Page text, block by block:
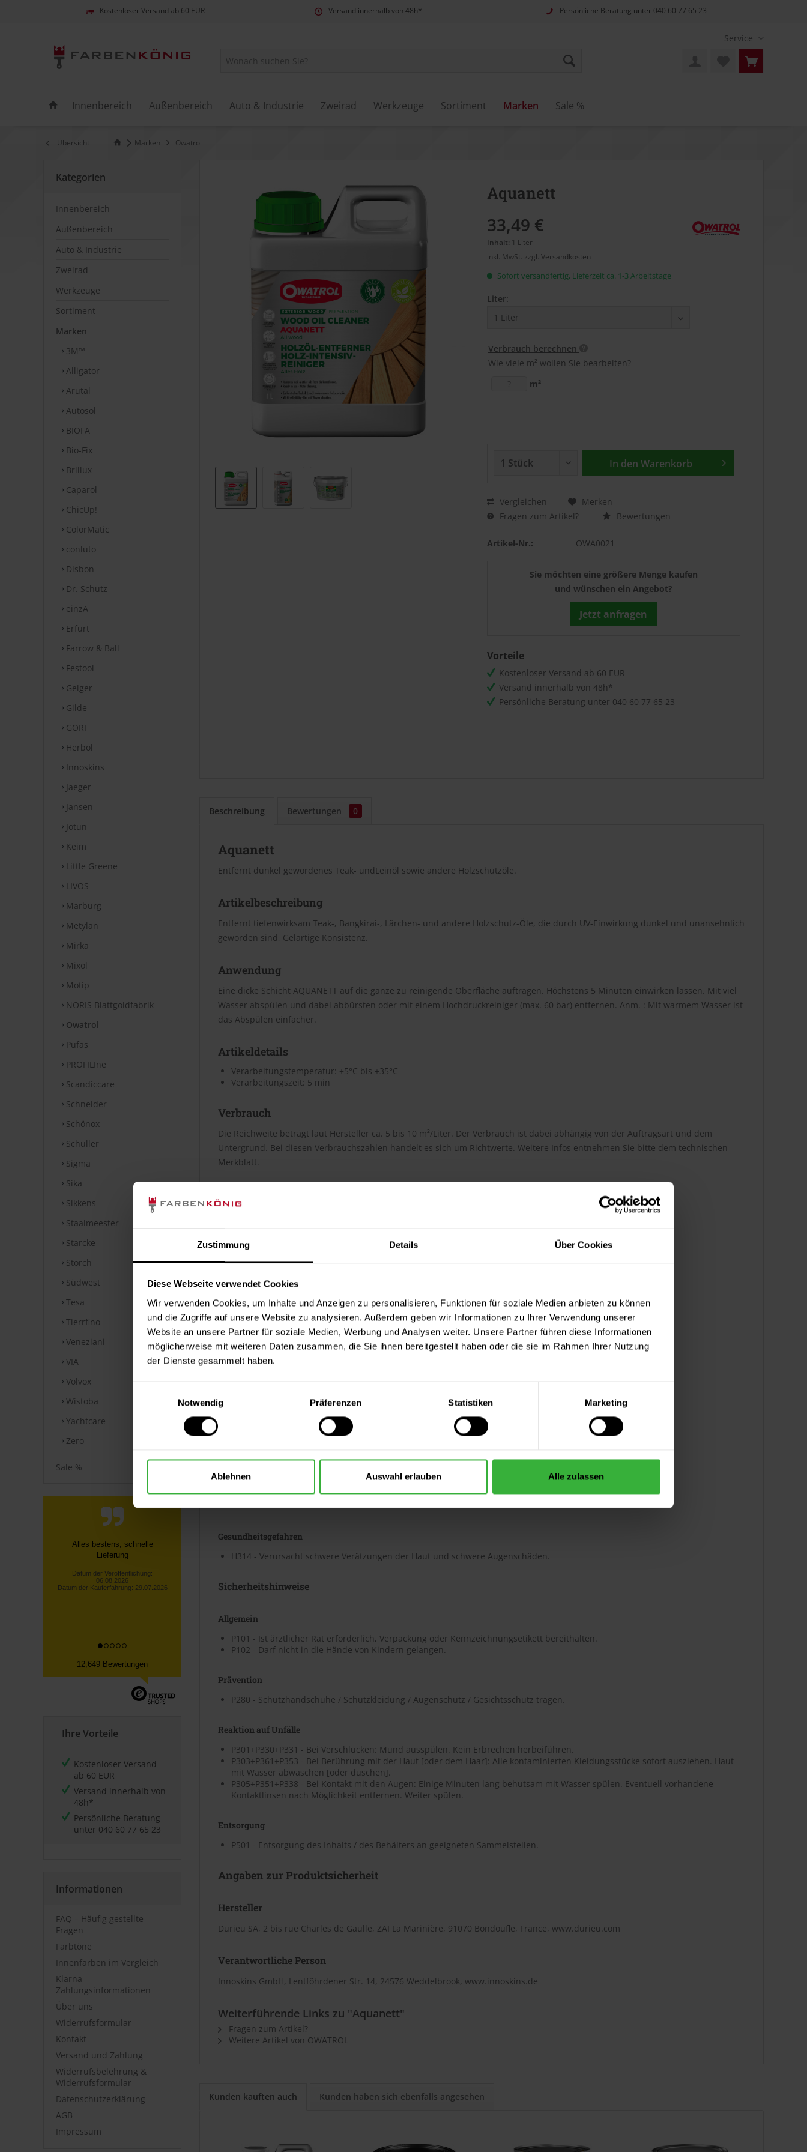
Zustimmung Details Über Cookies
Diese Webseite verwendet Cookies
Wir verwenden Cookies, um Inhalte und Anzeigen zu personalisieren, Funktionen für soziale Medien anbieten zu können
und die Zugriffe auf unsere Website zu analysieren. Außerdem geben wir Informationen zu Ihrer Verwendung unserer
Website an unsere Partner für soziale Medien, Werbung und Analysen weiter. Unsere Partner führen diese Informationen
möglicherweise mit weiteren Daten zusammen, die Sie ihnen bereitgestellt haben oder die sie im Rahmen Ihrer Nutzung
der Dienste gesammelt haben.
Notwendig
Präferenzen Statistiken Marketing
Ablehnen Auswahl erlauben Alle zulassen
Kostenloser Versand ab 60 EUR Versand innerhalb von 48h* Persönliche Beratung unter 040 60 77 65 23
Service
Innenbereich Außenbereich Auto & Industrie Zweirad Werkzeuge Sortiment Marken Sale %
Übersicht Marken Owatrol
Kategorien
Innenbereich
Außenbereich
Auto & Industrie
Zweirad
Werkzeuge
Sortiment
Marken
3M™
Alligator
Arutal
Autosol
BIOFA
Bio-Fix
Brillux
Caparol
ChicUp!
ColorMatic
conluto
Disbon
Dr. Schutz
einzA
Erfurt
Farrow & Ball
Festool
Geiger
Gilde
GORI
Herbol
Innoskins
Jaeger
Jansen
Jotun
Keim
Little Greene
LIVOS
Marburg
Metylan
Mirka
Mixol
Motip
NORIS Blattgoldfabrik
Owatrol
Pufas
PROFILIne
Scandiccare
Schneider
Schönox
Schuller
Sigma
Sika
Sikkens
Staalmeester
Starcke
Storch
Südwest
Tesa
Tierrfino
Veneziani
VIA
Volvox
Wistoba
Yachtcare
Zero
Sale %
Unkomplizierter Ablauf und tolles
Produkt, bin sehr happy - und
Datum der Veröffentlichung:
06.08.2026
12,649 Bewertungen
Ihre Vorteile
Kostenloser Versand
ab 60 EUR
Versand innerhalb von
48h*
Persönliche Beratung
unter 040 60 77 65 23
Informationen
FAQ – Häufig gestellte
Fragen
Farbtöne
Innenfarben im Vergleich
Klarna
Zahlungsinformationen
Über uns
Widerrufsformular
Kontakt
Versand und Zahlung
Widerrufsbelehrung &
Widerrufsformular
Datenschutzerklärung
AGB
Impressum
Aquanett
33,49 €
Inhalt: 1 Liter
inkl. MwSt. zzgl. Versandkosten
Sofort versandfertig, Lieferzeit ca. 1-3 Arbeitstage
Liter:
Verbrauch berechnen
Wie viele m² wollen Sie bearbeiten?
m²
In den Warenkorb
Vergleichen
Merken
Fragen zum Artikel?
Bewertungen
Artikel-Nr.: OWA0021
Sie möchten eine größere Menge kaufen
und wünschen ein Angebot?
Jetzt anfragen
Vorteile
Kostenloser Versand ab 60 EUR
Versand innerhalb von 48h*
Persönliche Beratung unter 040 60 77 65 23
Beschreibung Bewertungen 0
Aquanett
Entfernt dunkel gewordenes Teak- undLeinöl sowie andere Holzschutzöle.
Artikelbeschreibung
Entfernt tiefenwirksam Teak-, Bangkirai-, Lärchen- und andere Holzschutz-Öle, die durch UV-Einwirkung dunkel und unansehnlich
geworden sind, Gelartige Konsistenz.
Anwendung
Eine dicke Schicht AQUANETT auf die ganze zu reinigende Oberfläche auftragen. Höchstens 5 Minuten einwirken lassen. Mit viel
Wasser abspülen und dabei abbürsten oder mit einem Hochdruckreiniger (max. 60 bar) entfernen. Anm. : Mit warmem Wasser ist
das Abspülen einfacher.
Artikeldetails
Verarbeitungstemperatur: +5°C bis +35°C
Verarbeitungszeit: 5 min
Verbrauch
Die Reichweite beträgt laut Hersteller ca. 5 bis 10 m²/Liter. Der Verbrauch ist dabei abhängig von der Auftragsart und dem
Untergrund. Bei diesen Verbrauchszahlen handelt es sich um Richtwerte. Weitere Infos entnehmen Sie bitte dem technischen
Merkblatt.
Sicherheitsdatenblätter
⤓Sicherheitsdatenblatt (PDF)
Technische Merkblätter
⤓Technisches Merkblatt (PDF)
Kennzeichnungselemente
Gefahrenpiktogramme
Ätzwirkung
Gesundheitsgefahren
H314 - Verursacht schwere Verätzungen der Haut und schwere Augenschäden.
Sicherheitshinweise
Allgemein
P101 - Ist ärztlicher Rat erforderlich, Verpackung oder Kennzeichnungsetikett bereithalten.
P102 - Darf nicht in die Hände von Kindern gelangen.
Prävention
P280 - Schutzhandschuhe / Schutzkleidung / Augenschutz / Gesichtsschutz tragen.
Reaktion auf Unfälle
P301+P330+P331 - Bei Verschlucken: Mund ausspülen. Kein Erbrechen herbeiführen.
P303+P361+P353 - Bei Berührung mit der Haut [oder dem Haar]: Alle kontaminierten Kleidungsstücke sofort ausziehen. Haut
mit Wasser abwaschen [oder duschen].
P305+P351+P338 - Bei Kontakt mit den Augen: Einige Minuten lang behutsam mit Wasser spülen. Eventuell vorhandene
Kontaktlinsen nach Möglichkeit entfernen. Weiter spülen.
Entsorgung
P501 - Entsorgung des Inhalts / des Behälters an geeigneten Sammelstellen.
Angaben zur Produktsicherheit
Hersteller
Durieu SA, 2 bis rue Charles de Gaulle, ZAI La Marinière, 91070 Bondoufle, France, www.durieu.com
Verantwortliche Person
Innoskins GmbH, Lentföhrdener Str. 14, 24576 Weddelbrook, www.innoskins.de
Weiterführende Links zu "Aquanett"
Fragen zum Artikel?
Weitere Artikel von OWATROL
Kunden kauften auch Kunden haben sich ebenfalls angesehen